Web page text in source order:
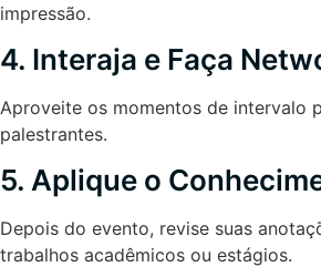
impressão.
4. Interaja e Faça
Aproveite os momentos de intervalo
palestrantes.
5. Aplique o
Depois do evento, revise suas
trabalhos acadêmicos ou estágios.